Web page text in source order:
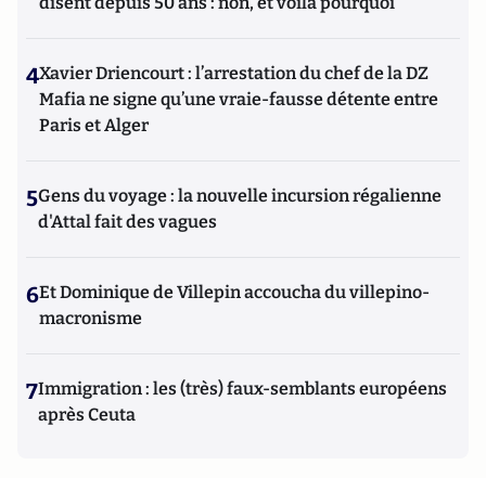
4Xavier Driencourt : l’arrestation du chef de la DZ
Mafia ne signe qu’une vraie-fausse détente entre
Paris et Alger
5Gens du voyage : la nouvelle incursion régalienne
d'Attal fait des vagues
6Et Dominique de Villepin accoucha du villepino-
macronisme
7Immigration : les (très) faux-semblants européens
après Ceuta